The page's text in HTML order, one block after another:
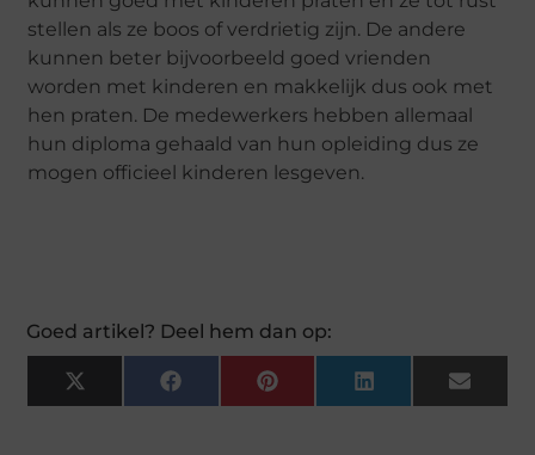
stellen als ze boos of verdrietig zijn. De andere
kunnen beter bijvoorbeeld goed vrienden
worden met kinderen en makkelijk dus ook met
hen praten. De medewerkers hebben allemaal
hun diploma gehaald van hun opleiding dus ze
mogen officieel kinderen lesgeven.
Goed artikel? Deel hem dan op:
X
(Twitter)
FacebookPinterestLinkedInEmail